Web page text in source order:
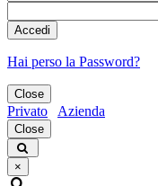
Accedi
Hai perso la Password?
Close
Privato Azienda
Close
×